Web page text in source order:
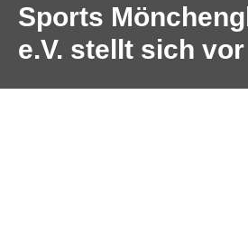
Sports
e.V. stellt sich vor